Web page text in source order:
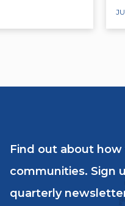
Find out about
communities. Sign
quarterly